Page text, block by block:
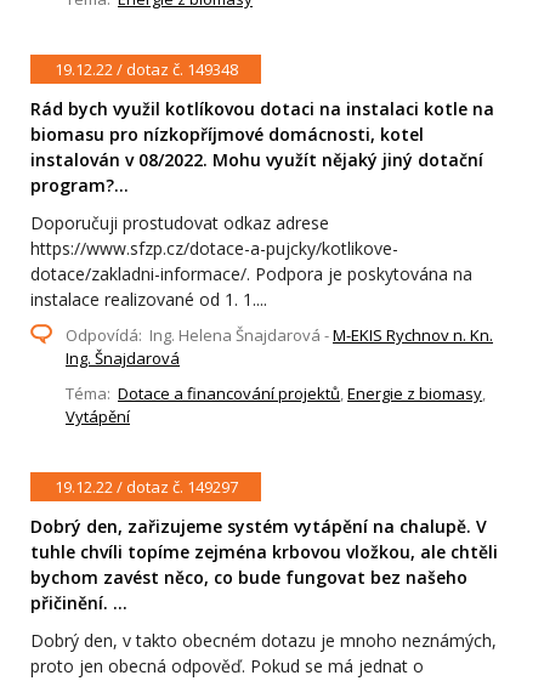
19.12.22 / dotaz č. 149348
Rád bych využil kotlíkovou dotaci na instalaci kotle na
biomasu pro nízkopříjmové domácnosti, kotel
instalován v 08/2022. Mohu využít nějaký jiný dotační
program?...
Doporučuji prostudovat odkaz adrese
https://www.sfzp.cz/dotace-a-pujcky/kotlikove-
dotace/zakladni-informace/. Podpora je poskytována na
instalace realizované od 1. 1....
Odpovídá: Ing. Helena Šnajdarová -M-EKIS Rychnov n. Kn.
Ing. Šnajdarová
Téma: Dotace a financování projektů,Energie z biomasy,
Vytápění
19.12.22 / dotaz č. 149297
Dobrý den, zařizujeme systém vytápění na chalupě. V
tuhle chvíli topíme zejména krbovou vložkou, ale chtěli
bychom zavést něco, co bude fungovat bez našeho
přičinění. ...
Dobrý den, v takto obecném dotazu je mnoho neznámých,
proto jen obecná odpověď. Pokud se má jednat o